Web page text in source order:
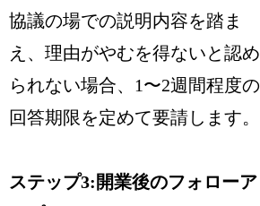
協議の場での説明内容を踏ま
え、理由がやむを得ないと認め
られない場合、1〜2週間程度の
回答期限を定めて要請します。
ステップ3:開業後のフォローア